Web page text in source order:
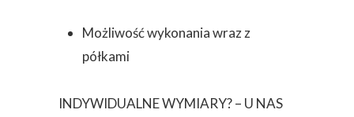
Możliwość wykonania wraz z
półkami
INDYWIDUALNE WYMIARY? – U NAS